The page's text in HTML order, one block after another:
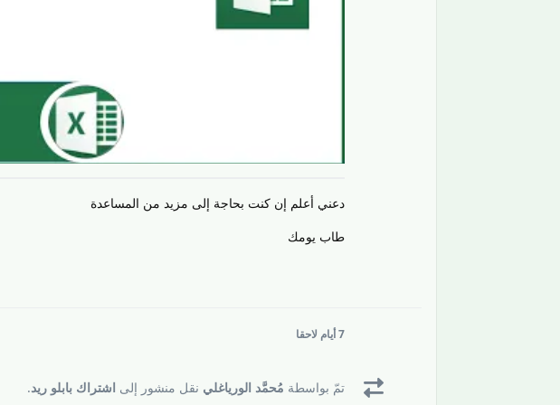
دعني أعلم إن كنت بحاجة إلى مزيد من المساعدة
طاب يومك
7 أيام لاحقا
تمّ بواسطة مُحمَّد الورياغلي نقل منشور إلى اشتراك بابلو ريد.